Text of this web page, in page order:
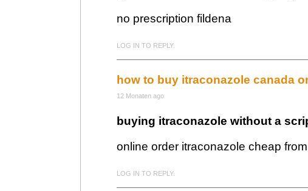
no prescription fildena
LOG IN TO REPLY.
how to buy itraconazole canada
12 Monaten ago
buying itraconazole without a
online order itraconazole cheap
LOG IN TO REPLY.